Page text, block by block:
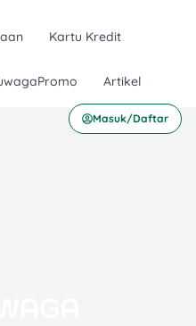
Kartu Kredit
Artikel
Masuk/Daftar